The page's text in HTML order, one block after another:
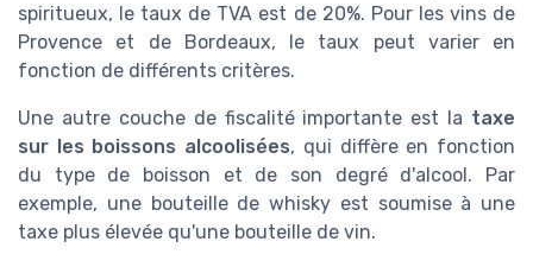
spiritueux, le taux de TVA est de 20%. Pour les vins de
Provence et de Bordeaux, le taux peut varier en
fonction de différents critères.
Une autre couche de fiscalité importante est la taxe
sur les boissons alcoolisées, qui diffère en fonction
du type de boisson et de son degré d'alcool. Par
exemple, une bouteille de whisky est soumise à une
taxe plus élevée qu'une bouteille de vin.